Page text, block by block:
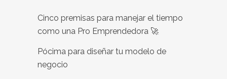
Cinco premisas para manejar el tiempo
como una Pro Emprendedora 🚀
Pócima para diseñar tu modelo de
negocio